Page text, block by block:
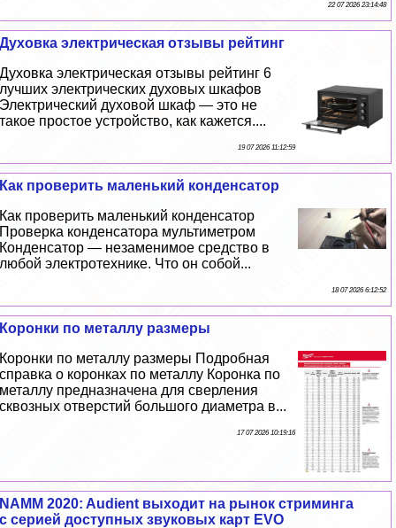
22 07 2026 23:14:48
Духовка электрическая отзывы рейтинг
Духовка электрическая отзывы рейтинг 6
лучших электрических духовых шкафов
Электрический духовой шкаф — это не
такое простое устройство, как кажется....
19 07 2026 11:12:59
Как проверить маленький конденсатор
Как проверить маленький конденсатор
Проверка конденсатора мультиметром
Конденсатор — незаменимое средство в
любой электротехнике. Что он собой...
18 07 2026 6:12:52
Коронки по металлу размеры
Коронки по металлу размеры Подробная
справка о коронках по металлу Коронка по
металлу предназначена для сверления
сквозных отверстий большого диаметра в...
17 07 2026 10:19:16
NAMM 2020: Audient выходит на рынок стриминга
с серией доступных звуковых карт EVO